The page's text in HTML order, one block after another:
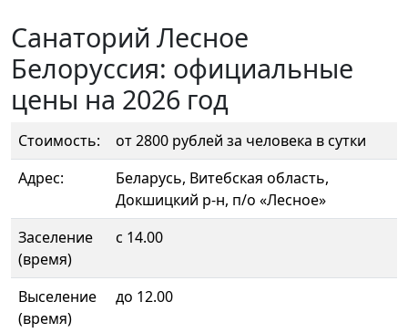
Санаторий Лесное
Белоруссия: официальные
цены на 2026 год
Стоимость:
от 2800 рублей за человека в сутки
Адрес:
Беларусь, Витебская область,
Докшицкий р-н, п/о «Лесное»
Заселение
(время)
с 14.00
Выселение
(время)
до 12.00